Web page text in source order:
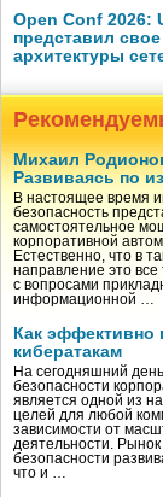
Open Conf 2026:
представил
архитектуры
Михаил
Развиваясь по
В настоящее время
безопасность
самостоятельное
корпоративной
Естественно, что в
направление это все
с вопросами
информационной …
Как эффективно
кибератакам
На сегодняшний
безопасности
является одной из
целей для любой
зависимости от
деятельности.
безопасности
что и …